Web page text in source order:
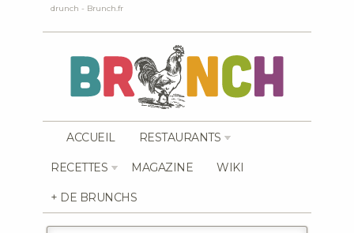
drunch - Brunch.fr
ACCUEIL RESTAURANTS
RECETTES MAGAZINE WIKI
+ DE BRUNCHS